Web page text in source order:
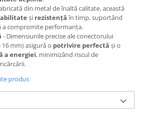
din metal de înaltă calitate, această
și rezistențăîn timp, suportând
a compromite performanța.
- Dimensiunile precise ale conectorului
mm) asigură o potrivire perfectă și o
a energiei, minimizând riscul de
produs